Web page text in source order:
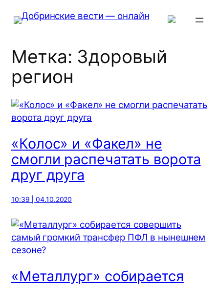
Перейти
Метка: Здоровый
регион
«Колос» и «Факел» не
смогли распечатать ворота
друг друга
10:39 | 04.10.2020
«Металлург» собирается